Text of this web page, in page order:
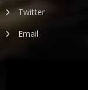
Twitter
Email